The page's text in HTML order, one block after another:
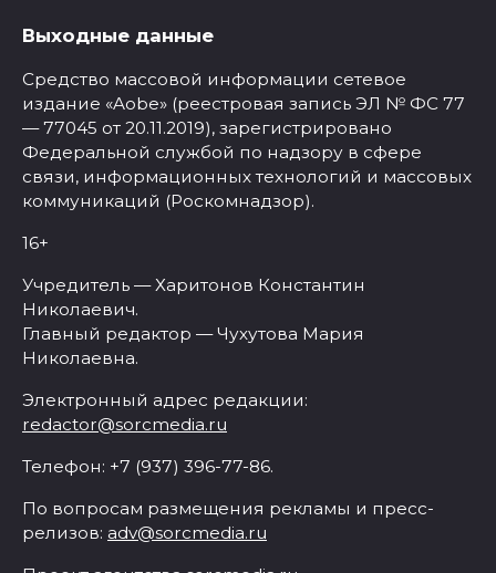
Выходные данные
Средство массовой информации сетевое
издание «Aobe» (реестровая запись ЭЛ № ФС 77
— 77045 от 20.11.2019), зарегистрировано
Федеральной службой по надзору в сфере
связи, информационных технологий и массовых
коммуникаций (Роскомнадзор).
16+
Учредитель — Харитонов Константин
Николаевич.
Главный редактор — Чухутова Мария
Николаевна.
Электронный адрес редакции:
redactor@sorcmedia.ru
Телефон: +7 (937) 396-77-86.
По вопросам размещения рекламы и пресс-
релизов: adv@sorcmedia.ru